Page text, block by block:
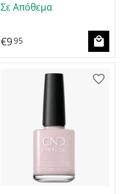
Σε Απόθεμα
€995